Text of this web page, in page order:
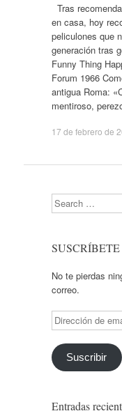
Tras
en casa, hoy
peliculones que
generación tras
Funny Thing
Forum 1966
antigua Roma:
mentiroso,
17 de febrero de
Search
SUSCRÍBETE
No te pierdas
correo.
Dirección
de
email
Suscribir
Entradas